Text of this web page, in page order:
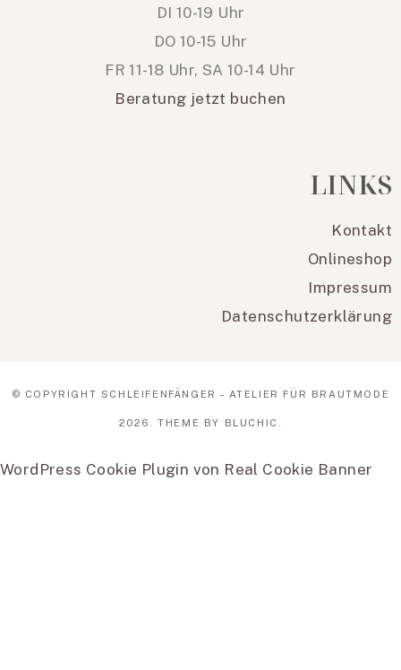
DI 10-19 Uhr
DO 10-15 Uhr
FR 11-18 Uhr, SA 10-14 Uhr
Beratung jetzt buchen
LINKS
Kontakt
Onlineshop
Impressum
Datenschutzerklärung
© COPYRIGHT SCHLEIFENFÄNGER – ATELIER FÜR BRAUTMODE
2026 . THEME BY BLUCHIC .
WordPress Cookie Plugin von Real Cookie Banner